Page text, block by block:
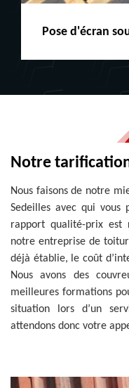
Peinture
Notre
Nous faisons de notre
Sedeilles avec qui vous
rapport qualité-prix est
notre entreprise de
déjà établie, le coût
Nous avons des
meilleures formations
situation lors d’un
attendons donc votre